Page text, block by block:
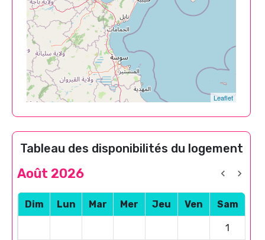
Leaflet
Tableau des disponibilités du logement
Août 2026
Dim Lun Mar Mer Jeu Ven Sam
1